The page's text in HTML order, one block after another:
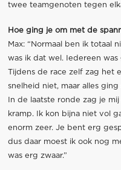
twee teamgenoten tegen
Hoe ging je om met de
Max: “Normaal ben ik totaal
was ik dat wel. Iedereen
Tijdens de race zelf zag het
snelheid niet, maar alles
In de laatste ronde zag je
kramp. Ik kon bijna niet vol
enorm zeer. Je bent erg
dus daar moest ik ook nog
was erg zwaar.”